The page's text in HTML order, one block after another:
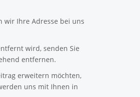
wir Ihre Adresse bei uns
wird, senden Sie
entfernen.
erweitern möchten,
uns mit Ihnen in